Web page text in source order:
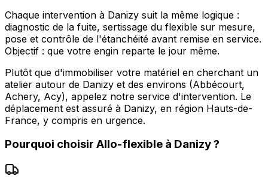
Chaque intervention à Danizy suit la même logique :
diagnostic de la fuite, sertissage du flexible sur mesure,
pose et contrôle de l'étanchéité avant remise en service.
Objectif : que votre engin reparte le jour même.
Plutôt que d'immobiliser votre matériel en cherchant un
atelier autour de Danizy et des environs (Abbécourt,
Achery, Acy), appelez notre service d'intervention. Le
déplacement est assuré à Danizy, en région Hauts-de-
France, y compris en urgence.
Pourquoi choisir Allo-flexible à Danizy?